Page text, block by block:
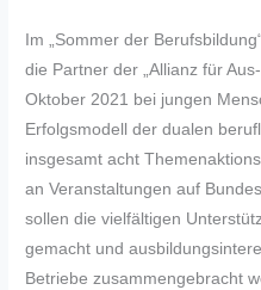
Im „Sommer der
die Partner der „Allianz für
Oktober 2021 bei jungen
Erfolgsmodell der dualen
insgesamt acht
an Veranstaltungen auf
sollen die vielfältigen
gemacht und
Betriebe zusammengebracht